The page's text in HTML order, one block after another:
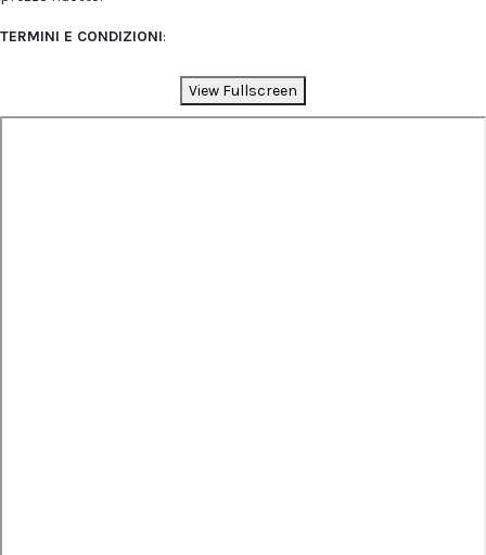
TERMINI E CONDIZIONI:
View Fullscreen